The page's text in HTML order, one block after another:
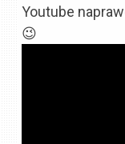
Youtube
😉